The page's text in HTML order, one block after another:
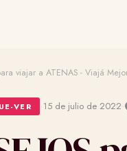
viajar a ATENAS - Viajá
VER ·15 de julio de 2022·